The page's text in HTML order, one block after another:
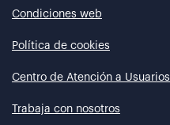
Condiciones web
Política de cookies
Centro de Atención a Usuarios
Trabaja con nosotros